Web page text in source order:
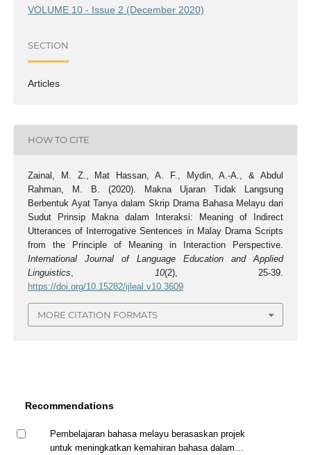
VOLUME 10 - Issue 2 (December 2020)
SECTION
Articles
HOW TO CITE
Zainal, M. Z., Mat Hassan, A. F., Mydin, A.-A., & Abdul
Rahman, M. B. (2020). Makna Ujaran Tidak Langsung
Berbentuk Ayat Tanya dalam Skrip Drama Bahasa Melayu dari
Sudut Prinsip Makna dalam Interaksi: Meaning of Indirect
Utterances of Interrogative Sentences in Malay Drama Scripts
from the Principle of Meaning in Interaction Perspective.
International Journal of Language Education and Applied
Linguistics
10(2), 25-39.
https://doi.org/10.15282/ijleal.v10.3609
MORE CITATION FORMATS
Recommendations
Pembelajaran bahasa melayu berasaskan projek
untuk meningkatkan kemahiran bahasa dalam